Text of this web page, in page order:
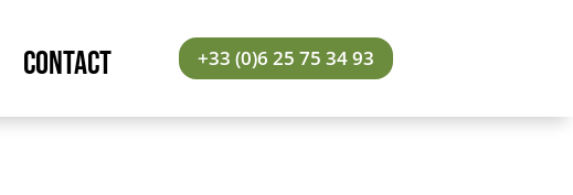
CONTACT +33 (0)6 25 75 34 93